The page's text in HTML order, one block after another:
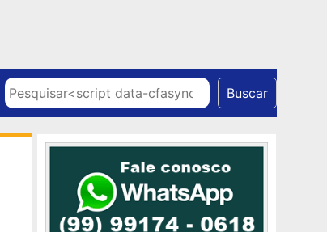
Pesquisar Buscar